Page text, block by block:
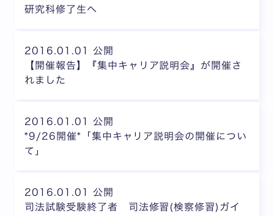
研究科修了生へ
2016.01.01 公開
【開催報告】『集中キャリア説明会』が開催さ
れました
2016.01.01 公開
*9/26開催*「集中キャリア説明会の開催につい
て」
2016.01.01 公開
司法試験受験終了者 司法修習(検察修習)ガイ